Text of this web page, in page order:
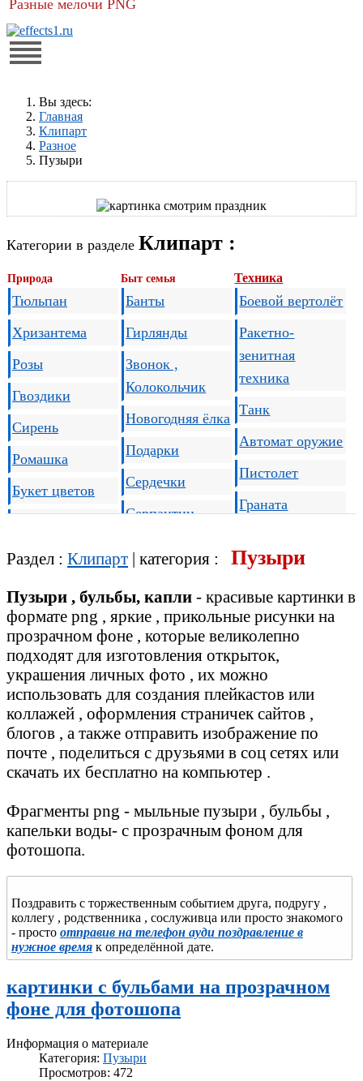
Разные мелочи PNG
Вы здесь:
Главная
Клипарт
Разное
Пузыри
Категории в разделе Клипарт :
Природа
Тюльпан
Хризантема
Розы
Гвоздики
Сирень
Ромашка
Букет цветов
Пальма
Трава
Девушки
Скромница
Белый медведь
Бурый медведь
Кони
Бык
Тигр
Носорог
Слон
Обезьяны
Быт семья
Банты
Гирлянды
Звонок ,
Колокольчик
Новогодняя ёлка
Подарки
Сердечки
Серпантин
Новогодняя
мишура
Ёлочные
украшения
Шашлык
Виноград
Шампанское
Шоколад
Ассорти
фруктовое
Сыр
Ракообразные
Пиво
Торт
Техника
Боевой вертолёт
Ракетно-
зенитная
техника
Танк
Автомат оружие
Пистолет
Граната
Подводные
лодки
Корабль ВМФ
Военные
самолеты
Гражданский
самолёт
Легковой
Мотоциклы
Пожарный
автомобиль
помощи
Раздел : Клипарт | категория : Пузыри
Пузыри , бульбы, капли - красивые картинки в
формате png , яркие , прикольные рисунки на
прозрачном фоне , которые великолепно
подходят для изготовления открыток,
украшения личных фото , их можно
использовать для создания плейкастов или
коллажей , оформления страничек сайтов ,
блогов , а также отправить изображение по
почте , поделиться с друзьями в соц сетях или
скачать их бесплатно на компьютер .
Фрагменты png - мыльные пузыри , бульбы ,
капельки воды- с прозрачным фоном для
фотошопа.
Поздравить с торжественным событием друга, подругу ,
коллегу , родственника , сослуживца или просто знакомого
- просто отправив на телефон ауди поздравление в
нужное время к определённой дате.
картинки с бульбами на прозрачном
фоне для фотошопа
Информация о материале
Категория: Пузыри
Просмотров: 472